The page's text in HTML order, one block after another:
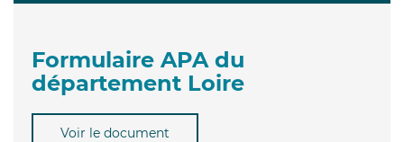
Formulaire APA du
département Loire
Voir le document